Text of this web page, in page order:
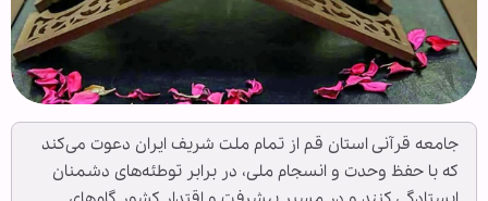
جامعه قرآنی استان قم از تمام ملت شریف ایران دعوت می‌کند
که با حفظ وحدت و انسجام ملی، در برابر توطئه‌های دشمنان